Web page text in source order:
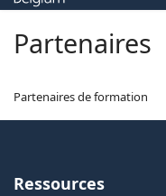
Partenaires
Partenaires de formation
Ressources